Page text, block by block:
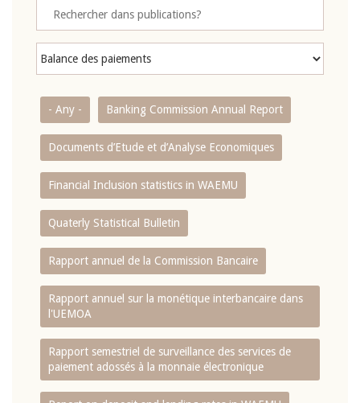
- Any - Banking Commission Annual Report
Documents d’Etude et d’Analyse Economiques
Financial Inclusion statistics in WAEMU
Quaterly Statistical Bulletin
Rapport annuel de la Commission Bancaire
Rapport annuel sur la monétique interbancaire dans
l'UEMOA
Rapport semestriel de surveillance des services de
paiement adossés à la monnaie électronique